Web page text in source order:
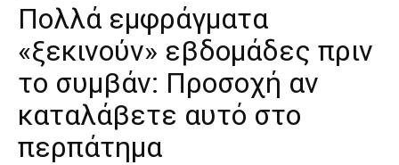
Πολλά εμφράγματα
«ξεκινούν» εβδομάδες πριν
το συμβάν: Προσοχή αν
καταλάβετε αυτό στο
περπάτημα